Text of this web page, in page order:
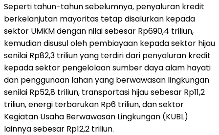
Seperti tahun-tahun sebelumnya, penyaluran kredit
berkelanjutan mayoritas tetap disalurkan kepada
sektor UMKM dengan nilai sebesar Rp690,4 triliun,
kemudian disusul oleh pembiayaan kepada sektor hijau
senilai Rp82,3 triliun yang terdiri dari penyaluran kredit
kepada sektor pengelolaan sumber daya alam hayati
dan penggunaan lahan yang berwawasan lingkungan
senilai Rp52,8 triliun, transportasi hijau sebesar Rp11,2
triliun, energi terbarukan Rp6 triliun, dan sektor
Kegiatan Usaha Berwawasan Lingkungan (KUBL)
lainnya sebesar Rp12,2 triliun.